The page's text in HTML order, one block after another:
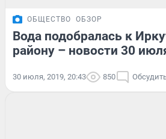
ОБЩЕСТВО ОБЗОР
Вода подобралась к
району – новости 30
30 июля, 2019, 20:43 850